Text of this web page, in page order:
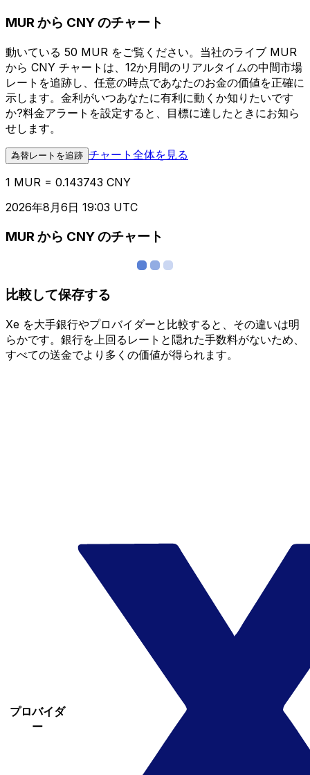
MUR から CNY のチャート
動いている 50 MUR をご覧ください。当社のライブ MUR
から CNY チャートは、12か月間のリアルタイムの中間市場
レートを追跡し、任意の時点であなたのお金の価値を正確に
示します。金利がいつあなたに有利に動くか知りたいです
か?料金アラートを設定すると、目標に達したときにお知ら
せします。
為替レートを追跡 チャート全体を見る
1 MUR = 0.143743 CNY
2026年8月6日 19:03 UTC
MUR から CNY のチャート
比較して保存する
Xe を大手銀行やプロバイダーと比較すると、その違いは明
らかです。銀行を上回るレートと隠れた手数料がないため、
すべての送金でより多くの価値が得られます。
プロバイダ
ー